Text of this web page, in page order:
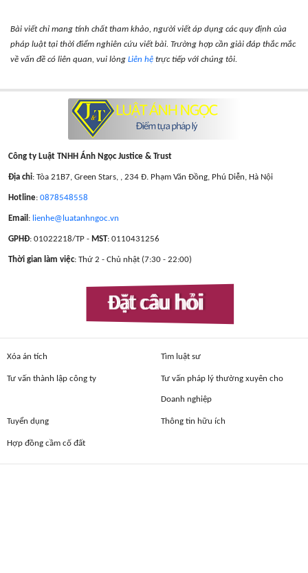
Bài viết chỉ mang tính chất tham khảo, người viết áp dụng các quy định của
pháp luật tại thời điểm nghiên cứu viết bài. Trường hợp cần giải đáp thắc mắc
về vấn đề có liên quan, vui lòng Liên hệ trực tiếp với chúng tôi.
Công ty Luật TNHH Ánh Ngọc Justice & Trust
Địa chỉ: Tòa 21B7, Green Stars, , 234 Đ. Phạm Văn Đồng, Phú Diễn, Hà Nội
Hotline: 0878548558
Email : lienhe@luatanhngoc.vn
GPHĐ: 01022218/TP - MST: 0110431256
Thời gian làm việc: Thứ 2 - Chủ nhật (7:30 - 22:00)
Đặt câu hỏi
Xóa án tích Tìm luật sư
Tư vấn thành lập công ty Tư vấn pháp lý thường xuyên cho
Doanh nghiệp
Tuyển dụng Thông tin hữu ích
Hợp đồng cầm cố đất